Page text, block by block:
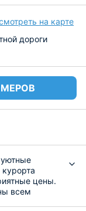
на карте
дороги
уютные
цены.
всем